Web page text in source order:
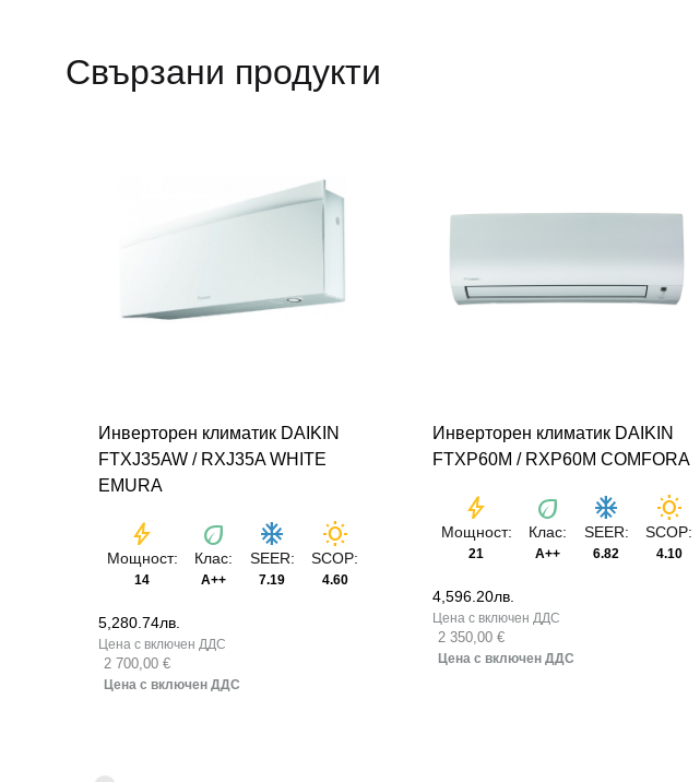
Свързани продукти
Инверторен климатик DAIKIN
FTXJ35AW / RXJ35A WHITE
EMURA
bolt
Мощност:
14
eco
Клас:
A++
ac_unit
SEER:
7.19
wb_sunny
SCOP:
4.60
5,280.74лв.
2 700,00 €
Инверторен климатик DAIKIN
FTXP60M / RXP60M COMFORA
bolt
Мощност:
21
eco
Клас:
A++
ac_unit
SEER:
6.82
wb_sunny
SCOP:
4.10
4,596.20лв.
2 350,00 €